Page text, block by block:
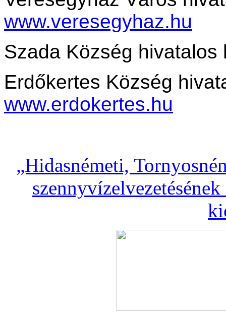
www.veresegyhaz.hu
Szada Község
Erdőkertes Község
www.erdokertes.hu
„Hidasnémeti,